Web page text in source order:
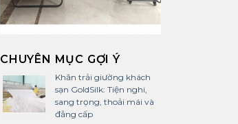
CHUYÊN MỤC GỢI Ý
Khăn trải giường khách
sạn GoldSilk: Tiện nghi,
sang trọng, thoải mái và
đẳng cấp